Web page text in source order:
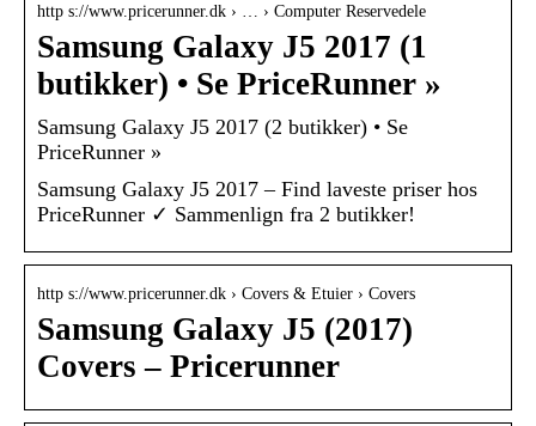
http s://www.pricerunner.dk › … › Computer Reservedele
Samsung Galaxy J5 2017 (1
butikker) • Se PriceRunner »
Samsung Galaxy J5 2017 (2 butikker) • Se
PriceRunner »
Samsung Galaxy J5 2017 – Find laveste priser hos
PriceRunner ✓ Sammenlign fra 2 butikker!
http s://www.pricerunner.dk › Covers & Etuier › Covers
Samsung Galaxy J5 (2017)
Covers – Pricerunner